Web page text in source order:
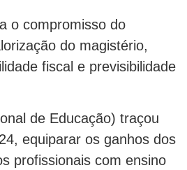
o compromisso do
do magistério,
fiscal e previsibilidade
de Educação) traçou
equiparar os ganhos dos
profissionais com ensino